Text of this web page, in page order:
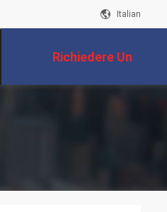
Italian
Richiedere Un
Preventivo